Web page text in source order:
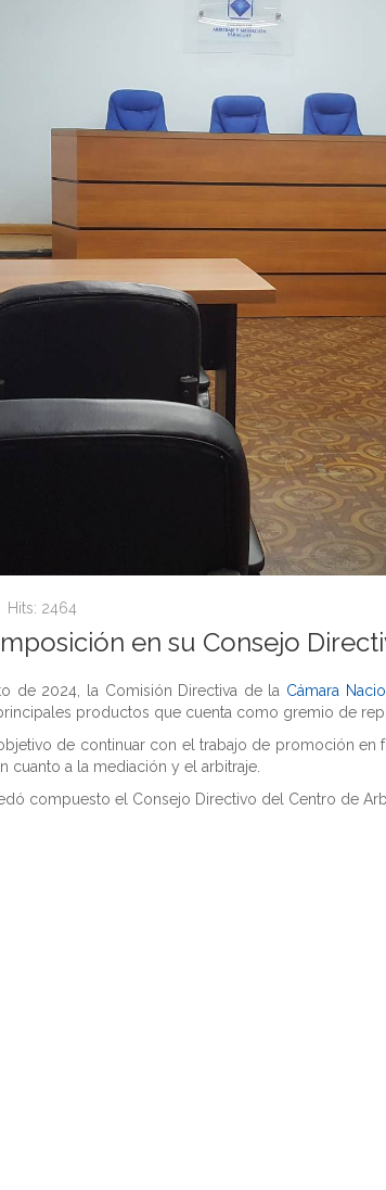
Hits: 2464
en su Consejo
de 2024, la Comisión Directiva de la Cámara
productos que cuenta como gremio de
de continuar con el trabajo de promoción
a la mediación y el arbitraje.
compuesto el Consejo Directivo del Centro de